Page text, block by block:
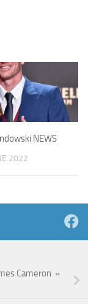
NEWS
2022
Cameron »